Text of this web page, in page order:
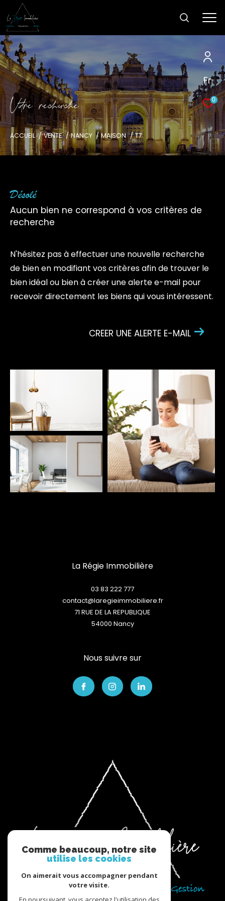
Fr
0
Vore recece
ACCUEIL VENTE NANCY MAISON T7
Désolé
Aucun bien ne correspond à vos critères de
recherche
N'hésitez pas à effectuer une nouvelle recherche
de bien en modifiant vos critères afin de trouver le
bien idéal ou bien à créer une alerte e-mail pour
recevoir directement les biens qui vous intéressent.
CREER UNE ALERTE E-MAIL
La Régie Immobilière
03 83 222 777
contact@laregieimmobiliere.fr
71 RUE DE LA REPUBLIQUE
54000
nancy
Nous suivre sur
Comme beaucoup, notre site
utilise les cookies
On aimerait vous accompagner pendant
votre visite.